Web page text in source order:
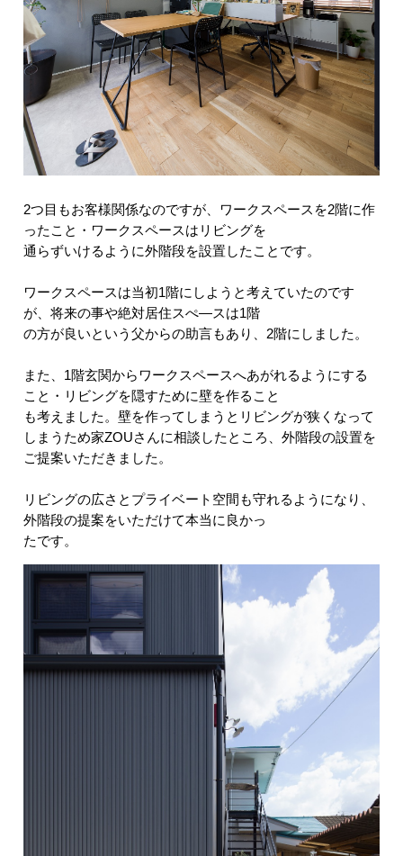
2つ目もお客様関係なのですが、ワークスペースを2階に作
ったこと・ワークスペースはリビングを
通らずいけるように外階段を設置したことです。
ワークスペースは当初1階にしようと考えていたのです
が、将来の事や絶対居住スぺ―スは1階
の方が良いという父からの助言もあり、2階にしました。
また、1階玄関からワークスペースへあがれるようにする
こと・リビングを隠すために壁を作ること
も考えました。壁を作ってしまうとリビングが狭くなって
しまうため家ZOUさんに相談したところ、外階段の設置を
ご提案いただきました。
リビングの広さとプライベート空間も守れるようになり、
外階段の提案をいただけて本当に良かっ
たです。